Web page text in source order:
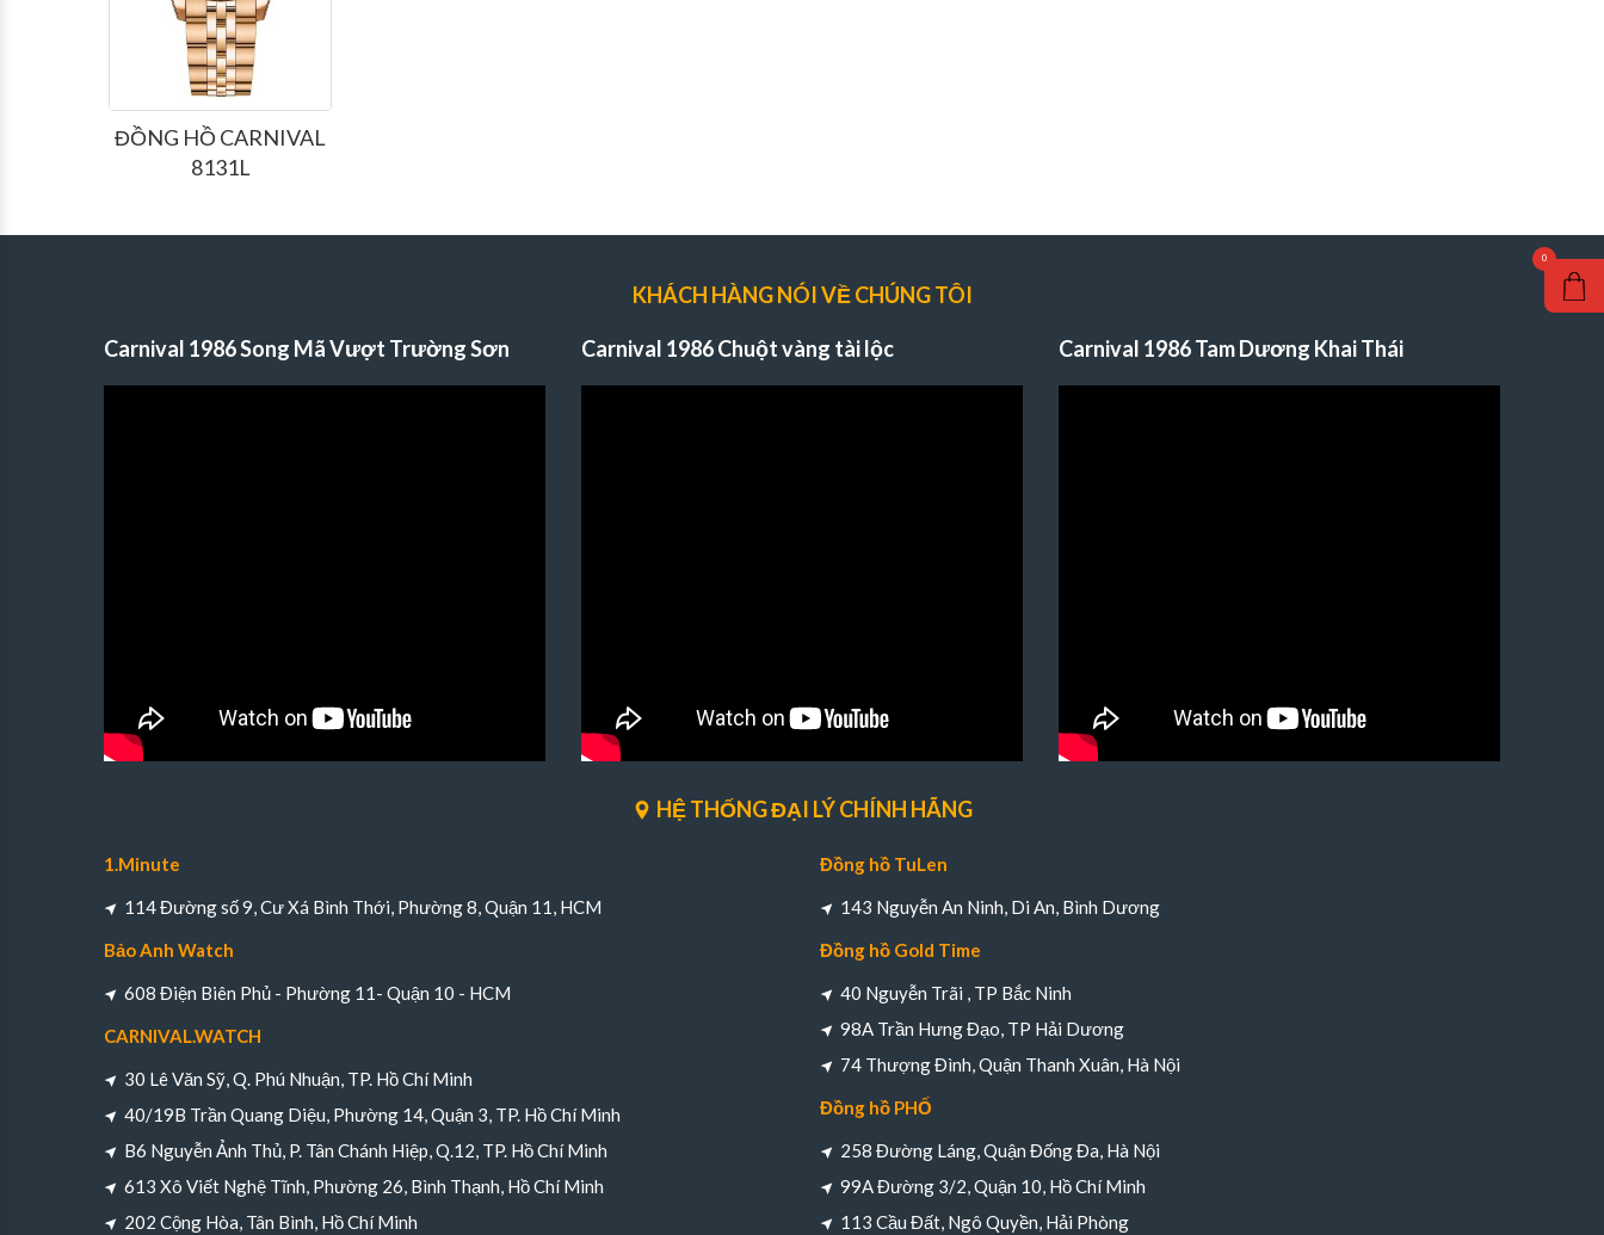
ĐỒNG HỒ CARNIVAL
8131L
KHÁCH HÀNG NÓI VỀ CHÚNG TÔI
Carnival 1986 Song Mã Vượt Trường Sơn Carnival 1986 Chuột vàng tài lộc Carnival 1986 Tam Dương Khai Thái
HỆ THỐNG ĐẠI LÝ CHÍNH HÃNG
1.Minute
114 Đường số 9, Cư Xá Bình Thới, Phường 8, Quận 11, HCM
Bảo Anh Watch
608 Điện Biên Phủ - Phường 11- Quận 10 - HCM
CARNIVAL.WATCH
30 Lê Văn Sỹ, Q. Phú Nhuận, TP. Hồ Chí Minh
40/19B Trần Quang Diệu, Phường 14, Quận 3, TP. Hồ Chí Minh
B6 Nguyễn Ảnh Thủ, P. Tân Chánh Hiệp, Q.12, TP. Hồ Chí Minh
613 Xô Viết Nghệ Tĩnh, Phường 26, Bình Thạnh, Hồ Chí Minh
202 Cộng Hòa, Tân Bình, Hồ Chí Minh
Đồng hồ TuLen
143 Nguyễn An Ninh, Di An, Bình Dương
Đồng hồ Gold Time
40 Nguyễn Trãi , TP Bắc Ninh
98A Trần Hưng Đạo, TP Hải Dương
74 Thượng Đình, Quận Thanh Xuân, Hà Nội
Đồng hồ PHỐ
258 Đường Láng, Quận Đống Đa, Hà Nội
99A Đường 3/2, Quận 10, Hồ Chí Minh
113 Cầu Đất, Ngô Quyền, Hải Phòng